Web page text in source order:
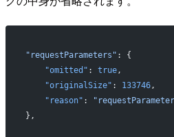
"requestParameters" : {
    "omitted"
: true,
    "originalSize"
: 133746,
    "reason"
:
},